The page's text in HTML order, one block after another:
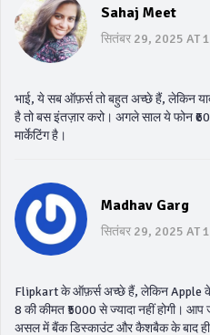
Sahaj Meet
सितंबर 29, 2025 AT
भाई, ये सब ऑफ़र्स तो बहुत अच्छे हैं, लेकिन
है तो बस इंतज़ार करो। अगले साल ये फोन
मार्केटिंग है।
Madhav Garg
सितंबर 29, 2025 AT
Flipkart के ऑफ़र्स अच्छे हैं, लेकिन Apple
8 की कीमत ₹5000 से ज्यादा नहीं होगी।
असल में बैंक डिस्काउंट और कैशबैक के बाद